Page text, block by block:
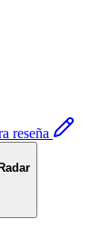
reseña